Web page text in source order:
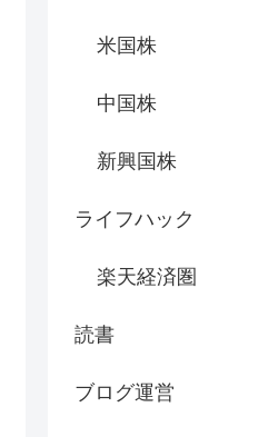
米国株
中国株
新興国株
ライフハック
楽天経済圏
読書
ブログ運営